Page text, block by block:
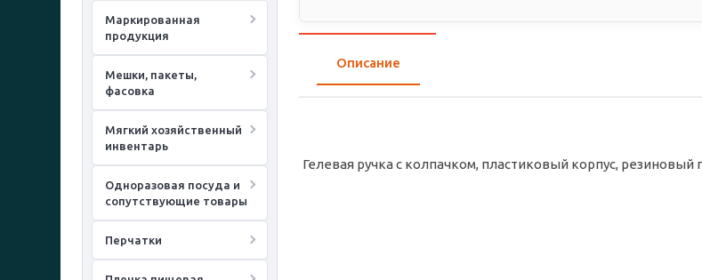
Маркированная
продукция
Мешки, пакеты,
фасовка
Мягкий хозяйственный
инвентарь
Одноразовая посуда и
сопутствующие товары
Перчатки
Описание
Гелевая ручка с колпачком, пластиковый корпус,